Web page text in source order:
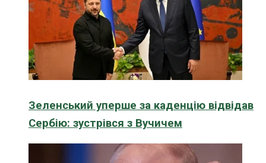
Зеленський уперше за каденцію відвідав
Сербію: зустрівся з Вучичем